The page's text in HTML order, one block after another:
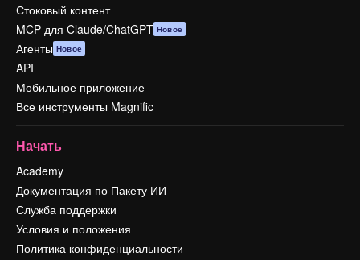
Стоковый контент
MCP для Claude/ChatGPT Новое
Агенты Новое
API
Мобильное приложение
Все инструменты Magnific
Начать
Academy
Документация по Пакету ИИ
Служба поддержки
Условия и положения
Политика конфиденциальности